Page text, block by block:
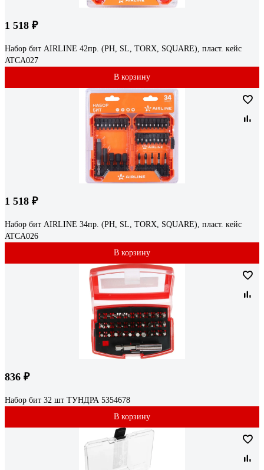
1 518 ₽
Набор бит AIRLINE 42пр. (PH, SL, TORX, SQUARE), пласт. кейс
ATCA027
В корзину
1 518 ₽
Набор бит AIRLINE 34пр. (PH, SL, TORX, SQUARE), пласт. кейс
ATCA026
В корзину
836 ₽
Набор бит 32 шт ТУНДРА 5354678
В корзину